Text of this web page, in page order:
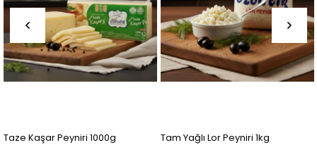
1000g Tam Yağlı Lor Peyniri 1kg Trakya Eski